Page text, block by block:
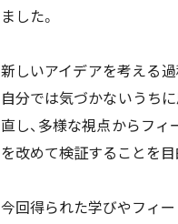
ました。
新しいアイデアを考える過
自分では気づかないうち
直し、多様な視点からフィ
を改めて検証することを
今回得られた学びやフィ